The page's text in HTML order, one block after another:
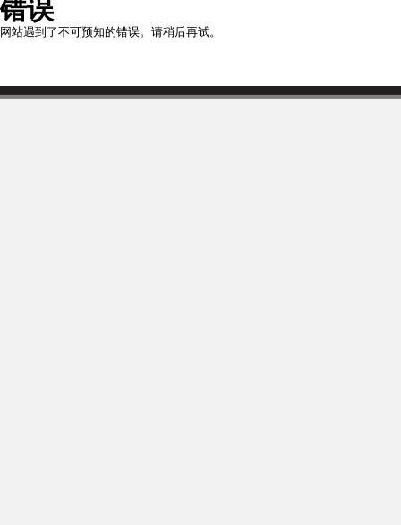
错误
网站遇到了不可预知的错误。请稍后再试。